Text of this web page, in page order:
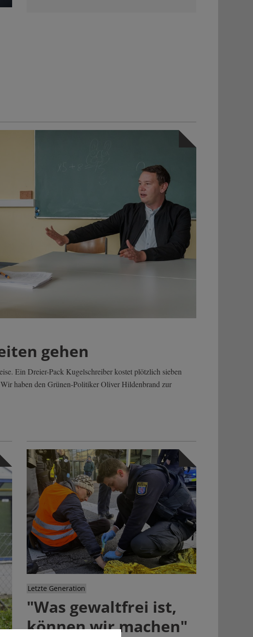
gehen
Ein Dreier-Pack Kugelschreiber kostet plötzlich sieben
haben den Grünen-Politiker Oliver Hildenbrand zur
Letzte Generation
"Was gewaltfrei ist,
können wir machen"